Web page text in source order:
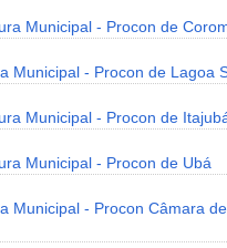
Municipal - Procon de
Municipal - Procon de Lagoa
Municipal - Procon de
Municipal - Procon de Ubá
Municipal - Procon Câmara